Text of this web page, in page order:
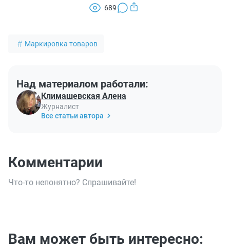
689
Маркировка товаров
Над материалом работали:
Климашевская Алена
Журналист
Все статьи автора
Комментарии
Что-то непонятно? Спрашивайте!
Вам может быть интересно: